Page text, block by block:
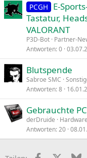
PCGH
E-
Tastatur,
VALORANT
P3D-Bot Partner-
Antworten 0
Blutspende
Sabroe SMC
Antworten 8
Gebrauchte
derDruide
Antworten 20